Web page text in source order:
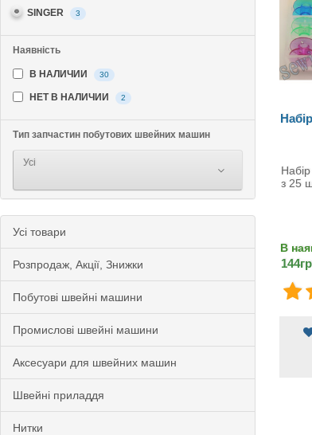
SINGER 3
Наявність
В НАЛИЧИИ 30
НЕТ В НАЛИЧИИ 2
Тип запчастин побутових швейних машин
Усі
Усi товари
Розпродаж, Акції, Знижки
Побутові швейні машини
Промислові швейні машини
Аксесуари для швейних машин
Швейні приладдя
Нитки
з 25
В